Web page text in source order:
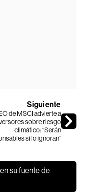
Siguiente
de MSCI advierte a
sobre riesgo
climático: “Serán
si lo ignoran”
en su fuente de